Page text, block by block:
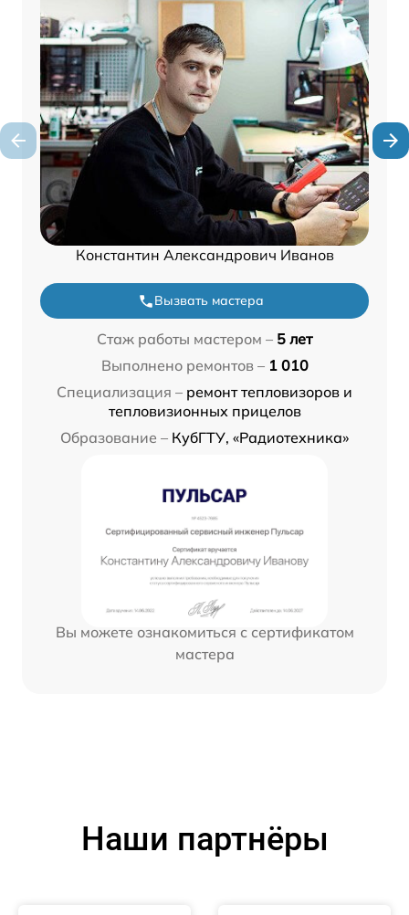
Константин Александрович Иванов
Вызвать мастера
Стаж работы мастером – 5 лет
Выполнено ремонтов – 1 010
Специализация – ремонт тепловизоров и
тепловизионных прицелов
Образование – КубГТУ, «Радиотехника»
Вы можете ознакомиться с сертификатом
мастера
Наши партнёры